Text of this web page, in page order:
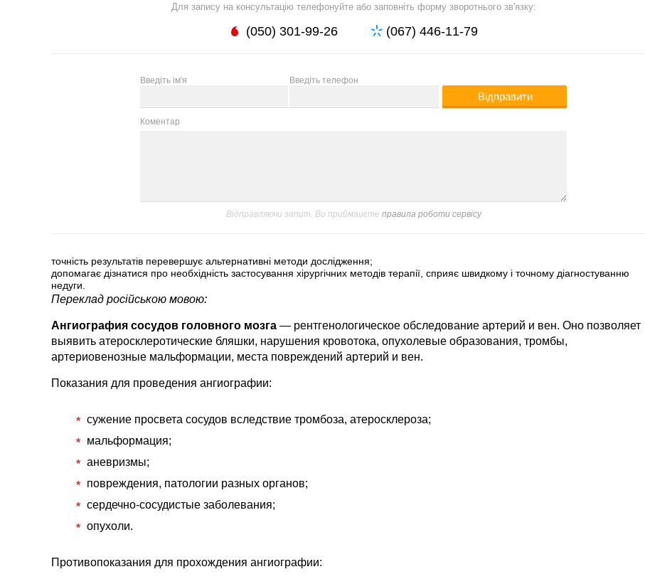
Для запису на консультацію телефонуйте або заповніть форму зворотнього зв'язку:
(050) 301-99-26 (067) 446-11-79
Введіть ім'я Введіть телефон
Коментар
Відправляючи запит, Ви приймаиєте правила роботи сервісу
точність результатів перевершує альтернативні методи дослідження;
допомагає дізнатися про необхідність застосування хірургічних методів терапії, сприяє швидкому і точному діагностуванню
недуги.
Переклад російською мовою:
Ангиография сосудов головного мозга — рентгенологическое обследование артерий и вен. Оно позволяет
выявить атеросклеротические бляшки, нарушения кровотока, опухолевые образования, тромбы,
артериовенозные мальформации, места повреждений артерий и вен.
Показания для проведения ангиографии:
сужение просвета сосудов вследствие тромбоза, атеросклероза;
мальформация;
аневризмы;
повреждения, патологии разных органов;
сердечно-сосудистые заболевания;
опухоли.
Противопоказания для прохождения ангиографии: